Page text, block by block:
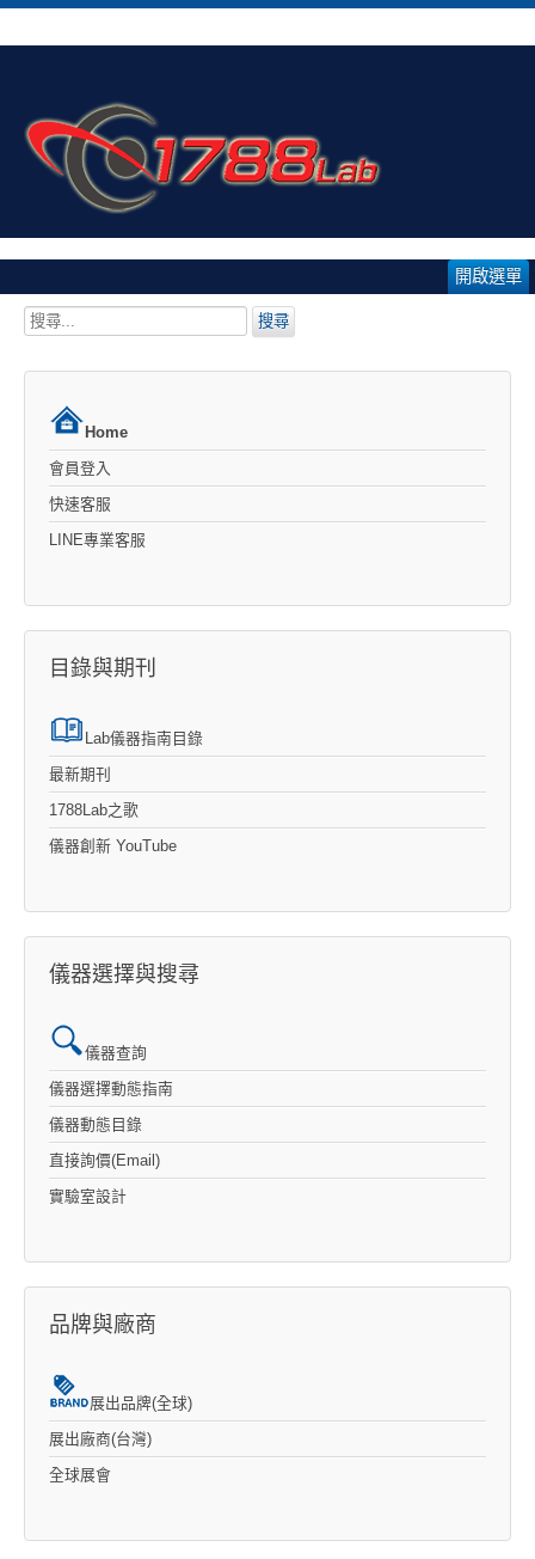
開啟選單
搜
搜尋
Home
會員登入
快速客服
LINE專業客服
目錄與期刊
Lab儀器指南目錄
最新期刊
1788Lab之歌
儀器創新 YouTube
儀器選擇與搜尋
儀器查詢
儀器選擇動態指南
儀器動態目錄
直接詢價(Email)
實驗室設計
品牌與廠商
展出品牌(全球)
展出廠商(台灣)
全球展會